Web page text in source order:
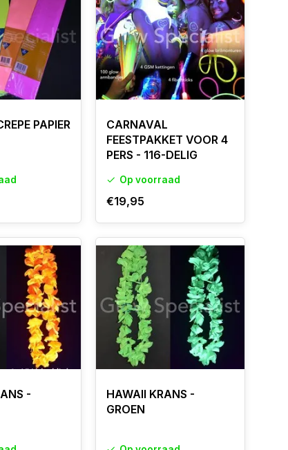
PAPIER
CARNAVAL
FEESTPAKKET VOOR 4
PERS - 116-DELIG
Op voorraad
€19,95
-
HAWAII KRANS -
GROEN